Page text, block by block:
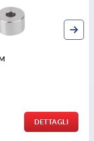
DETTAGLI